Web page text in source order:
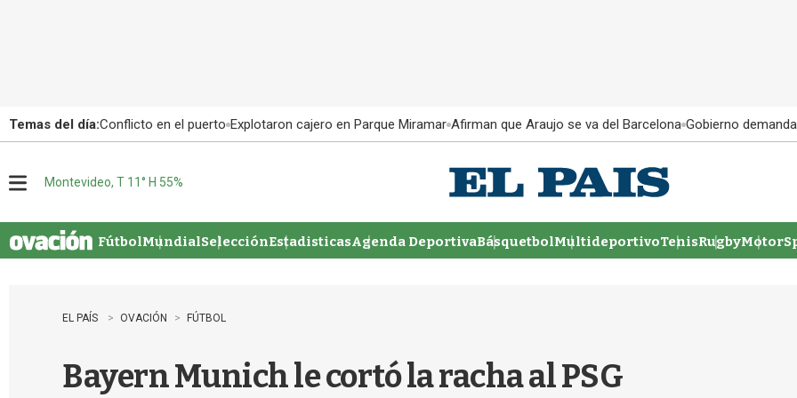
Temas del día:Conflicto en el puerto Explotaron cajero en Parque Miramar Afirman que Araujo se va del Barcelona Gobierno
u
Montevideo, T 11° H 55%
FútbolMundialSelecciónEstadisticasAgenda DeportivaBásquetbolMultideportivoTenisRugby
EL PAÍS OVACIÓN FÚTBOL
Bayern Munich le cortó la racha al PSG